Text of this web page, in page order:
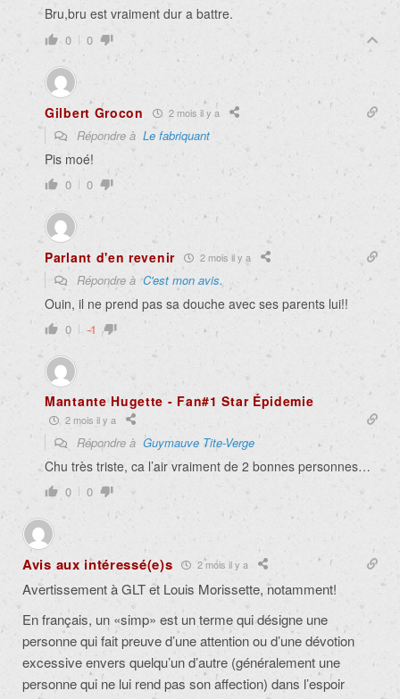
Bru,bru est vraiment dur a battre.
0 0
Gilbert Grocon 2 mois il y a
Répondre à Le fabriquant
Pis moé!
0 0
Parlant d'en revenir 2 mois il y a
Répondre àC'est mon avis.
Ouin, il ne prend pas sa douche avec ses parents lui!!
0 -1
Mantante Hugette - Fan#1 Star Épidemie
2 mois il y a
Répondre à Guymauve Tite-Verge
Chu très triste, ca l’air vraiment de 2 bonnes personnes…
0 0
Avis aux intéressé(e)s 2 mois il y a
Avertissement à GLT et Louis Morissette, notamment!
En français, un «simp» est un terme qui désigne une
personne qui fait preuve d’une attention ou d’une dévotion
excessive envers quelqu’un d’autre (généralement une
personne qui ne lui rend pas son affection) dans l’espoir